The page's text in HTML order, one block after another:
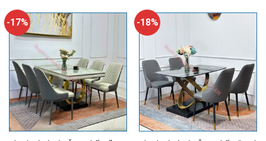
-17% -18%